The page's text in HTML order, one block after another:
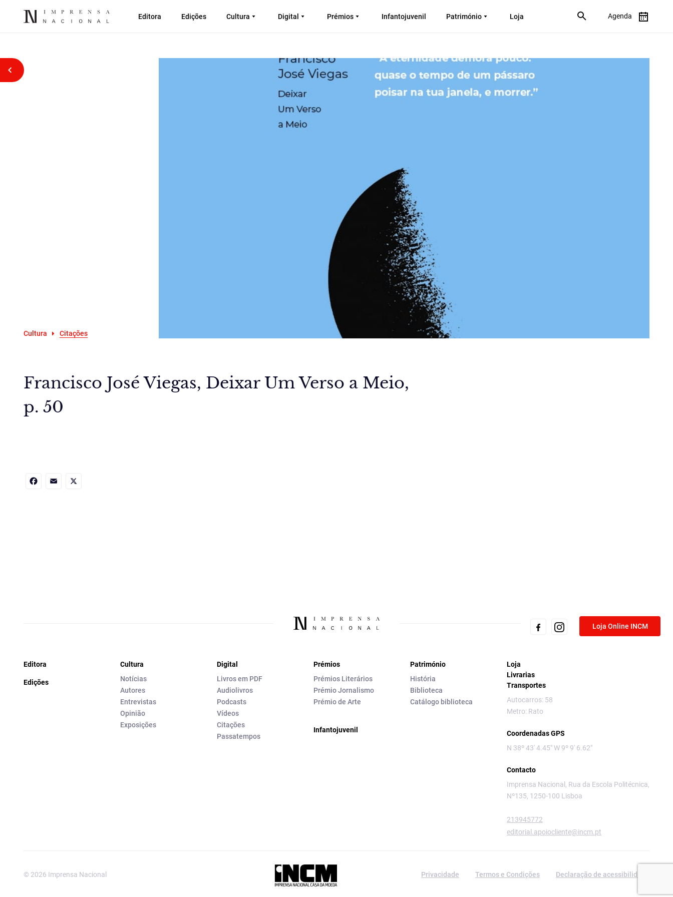
Editora Edições Cultura Digital Prémios Infantojuvenil Património Loja Agenda
Voltar atrás
Cultura Citações
Francisco José Viegas, Deixar Um Verso a Meio,
p. 50
Loja Online INCM
Editora
Edições
Cultura
Notícias
Autores
Entrevistas
Opinião
Exposições
Digital
Livros em PDF
Audiolivros
Podcasts
Vídeos
Citações
Passatempos
Prémios
Prémios Literários
Prémio Jornalismo
Prémio de Arte
Infantojuvenil
Património
História
Biblioteca
Catálogo biblioteca
Loja
Livrarias
Transportes
Autocarros: 58
Metro: Rato
Coordenadas GPS
N 38º 43' 4.45" W 9º 9' 6.62"
Contacto
Imprensa Nacional, Rua da Escola Politécnica,
Nº135, 1250-100 Lisboa
213945772
editorial.apoiocliente@incm.pt
© 2026 Imprensa Nacional Privacidade Termos e Condições Declaração de acessibilidade